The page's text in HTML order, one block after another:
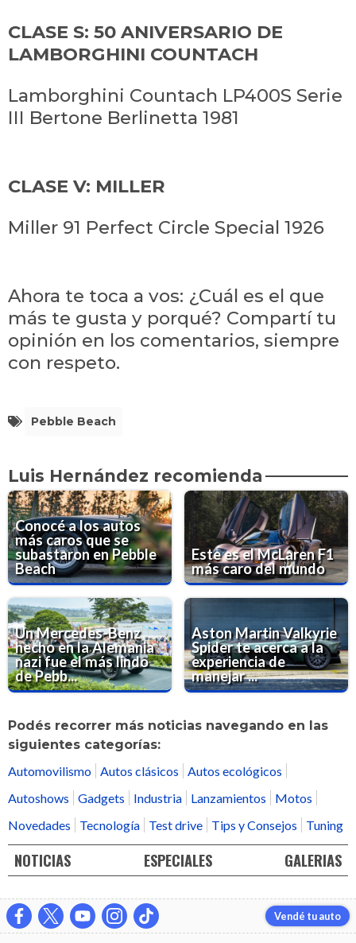
CLASE S: ​​50 ANIVERSARIO DE
LAMBORGHINI COUNTACH
Lamborghini Countach LP400S Serie
III Bertone Berlinetta 1981
CLASE V: MILLER
Miller 91 Perfect Circle Special 1926
Ahora te toca a vos: ¿Cuál es el que
más te gusta y porqué? Compartí tu
opinión en los comentarios, siempre
con respeto.
Pebble Beach
Luis Hernández recomienda
Conocé a los autos
más caros que se
subastaron en Pebble
Beach
Este es el McLaren F1
más caro del mundo
Un Mercedes-Benz
hecho en la Alemania
nazi fue el más lindo
de Pebb...
Aston Martin Valkyrie
Spider te acerca a la
experiencia de
manejar ...
Podés recorrer más noticias navegando en las
siguientes categorías:
Automovilismo Autos clásicos
Autos ecológicos
Autoshows
Gadgets Industria Lanzamientos
Motos
Novedades
Tecnología Test drive Tips y Consejos Tuning
NOTICIAS ESPECIALES GALERIAS
Vendé tu auto